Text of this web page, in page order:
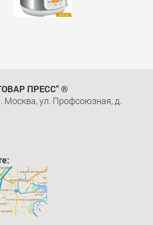
ПРЕСС" ®
Москва, ул. Профсоюзная, д.